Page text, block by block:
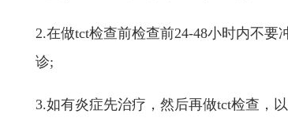
2.在做tct检查前检查前24-48小时内不
诊;
3.如有炎症先治疗，然后再做tct检查，